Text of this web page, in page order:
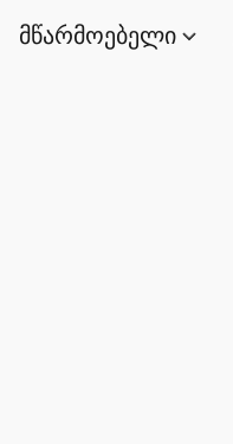
მწარმოებელი